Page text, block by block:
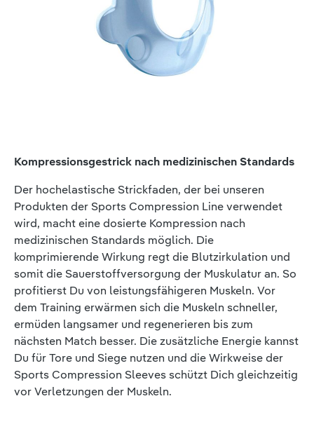
Kompressionsgestrick nach medizinischen Standards
Der hochelastische Strickfaden, der bei unseren
Produkten der Sports Compression Line verwendet
wird, macht eine dosierte Kompression nach
medizinischen Standards möglich. Die
komprimierende Wirkung regt die Blutzirkulation und
somit die Sauerstoffversorgung der Muskulatur an. So
profitierst Du von leistungsfähigeren Muskeln. Vor
dem Training erwärmen sich die Muskeln schneller,
ermüden langsamer und regenerieren bis zum
nächsten Match besser. Die zusätzliche Energie kannst
Du für Tore und Siege nutzen und die Wirkweise der
Sports Compression Sleeves schützt Dich gleichzeitig
vor Verletzungen der Muskeln.